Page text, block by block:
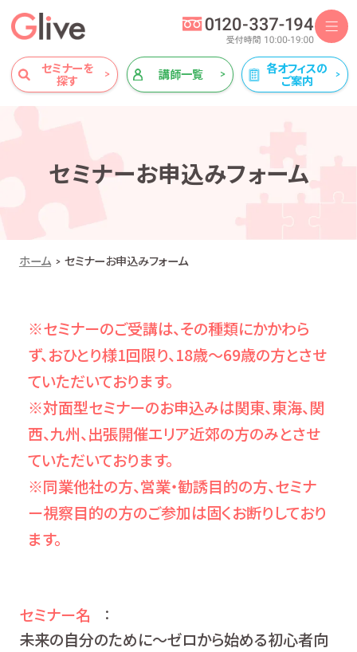
セミナーを
探す
講師一覧
各オフィスの
ご案内
セミナーお申込みフォーム
ホーム セミナーお申込みフォーム
※セミナーのご受講は、その種類にかかわら
ず、おひとり様1回限り、18歳～69歳の方とさせ
ていただいております。
※対面型セミナーのお申込みは関東、東海、関
西、九州、出張開催エリア近郊の方のみとさせ
ていただいております。
※同業他社の方、営業・勧誘目的の方、セミナ
ー視察目的の方のご参加は固くお断りしており
ます。
セミナー名 ：
未来の自分のために～ゼロから始める初心者向